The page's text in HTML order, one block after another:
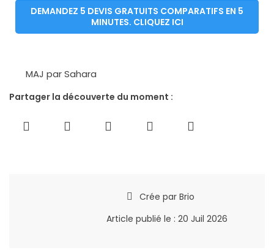
DEMANDEZ 5 DEVIS GRATUITS COMPARATIFS EN 5
MINUTES. CLIQUEZ ICI
MAJ par Sahara
Partager la découverte du moment :
Crée par Brio
Article publié le : 20 Juil 2026